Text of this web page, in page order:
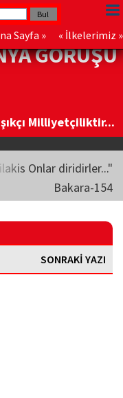
Sayfa » « İlkelerimiz »
GÖRÜŞÜ
Milliyetçiliktir...
Onlar diridirler..."
Bakara-154
SONRAKİ YAZI